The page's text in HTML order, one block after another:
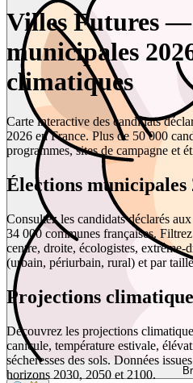
Villes Futures
municipales
climatiques
Carte interactive des candidats
2026 en France. Plus de 50 000
programmes, sites de campagne et
Élections municipales
Consultez les candidats déclarés
34 000 communes françaises.
centre, droite, écologistes,
(urbain, périurbain, rural) et par
Projections
Découvrez les projections
canicule, température estivale,
sécheresses des sols. Données
horizons 2030, 2050 et 2100.